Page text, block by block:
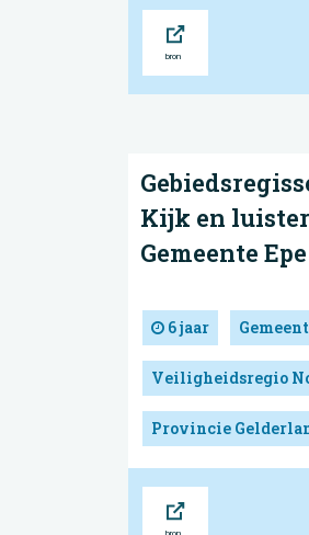
Kijk en luister
Gemeente Epe
6 jaar
Veiligheidsregio
Provincie